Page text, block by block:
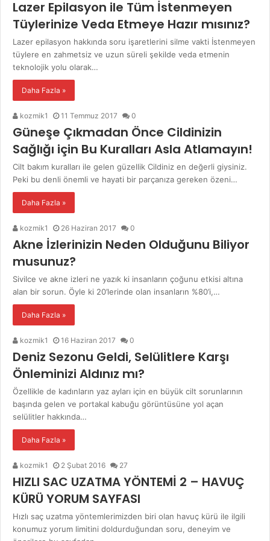
Lazer Epilasyon ile Tüm İstenmeyen
Tüylerinize Veda Etmeye Hazır mısınız?
Lazer epilasyon hakkında soru işaretlerini silme vakti İstenmeyen
tüylere en zahmetsiz ve uzun süreli şekilde veda etmenin
teknolojik yolu olarak…
Daha Fazla »
kozmik1 11 Temmuz 2017 0
Güneşe Çıkmadan Önce Cildinizin
Sağlığı için Bu Kuralları Asla Atlamayın!
Cilt bakım kuralları ile gelen güzellik Cildiniz en değerli giysiniz.
Peki bu denli önemli ve hayati bir parçanıza gereken özeni…
Daha Fazla »
kozmik1 26 Haziran 2017 0
Akne İzlerinizin Neden Olduğunu Biliyor
musunuz?
Sivilce ve akne izleri ne yazık ki insanların çoğunu etkisi altına
alan bir sorun. Öyle ki 20’lerinde olan insanların %80’i,…
Daha Fazla »
kozmik1 16 Haziran 2017 0
Deniz Sezonu Geldi, Selülitlere Karşı
Önleminizi Aldınız mı?
Özellikle de kadınların yaz ayları için en büyük cilt sorunlarının
başında gelen ve portakal kabuğu görüntüsüne yol açan
selülitler hakkında…
Daha Fazla »
kozmik1 2 Şubat 2016 27
HIZLI SAC UZATMA YÖNTEMİ 2 – HAVUÇ
KÜRÜ YORUM SAYFASI
Hızlı saç uzatma yöntemlerimizden biri olan havuç kürü ile ilgili
konumuz yorum limitini doldurduğundan soru, deneyim ve